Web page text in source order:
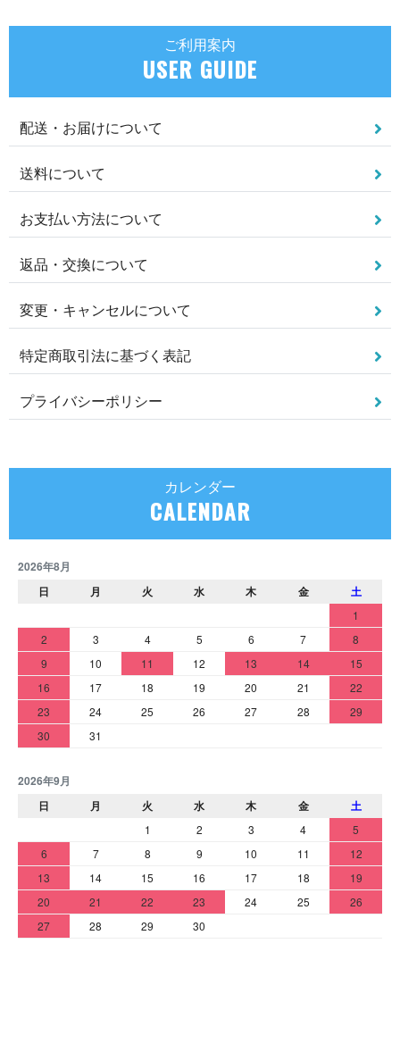
ご利用案内
USER GUIDE
配送・お届けについて
送料について
お支払い方法について
返品・交換について
変更・キャンセルについて
特定商取引法に基づく表記
プライバシーポリシー
カレンダー
CALENDAR
2026年8月
日
月 火 水 木 金 土
1
2
3 4 5 6 7
8
9
10 11 12 13 14
15
16
17 18 19 20 21
22
23
24 25 26 27 28
29
30
31
2026年9月
日
月 火 水 木 金 土
1 2 3 4
5
6
7 8 9 10 11
12
13
14 15 16 17 18
19
20
21 22 23 24 25
26
27
28 29 30